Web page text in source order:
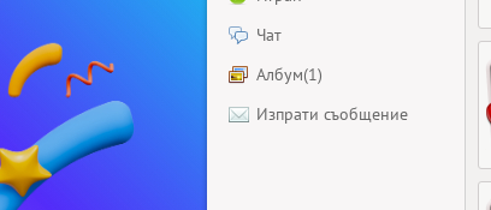
Чат
Албум(1)
Изпрати съобщение